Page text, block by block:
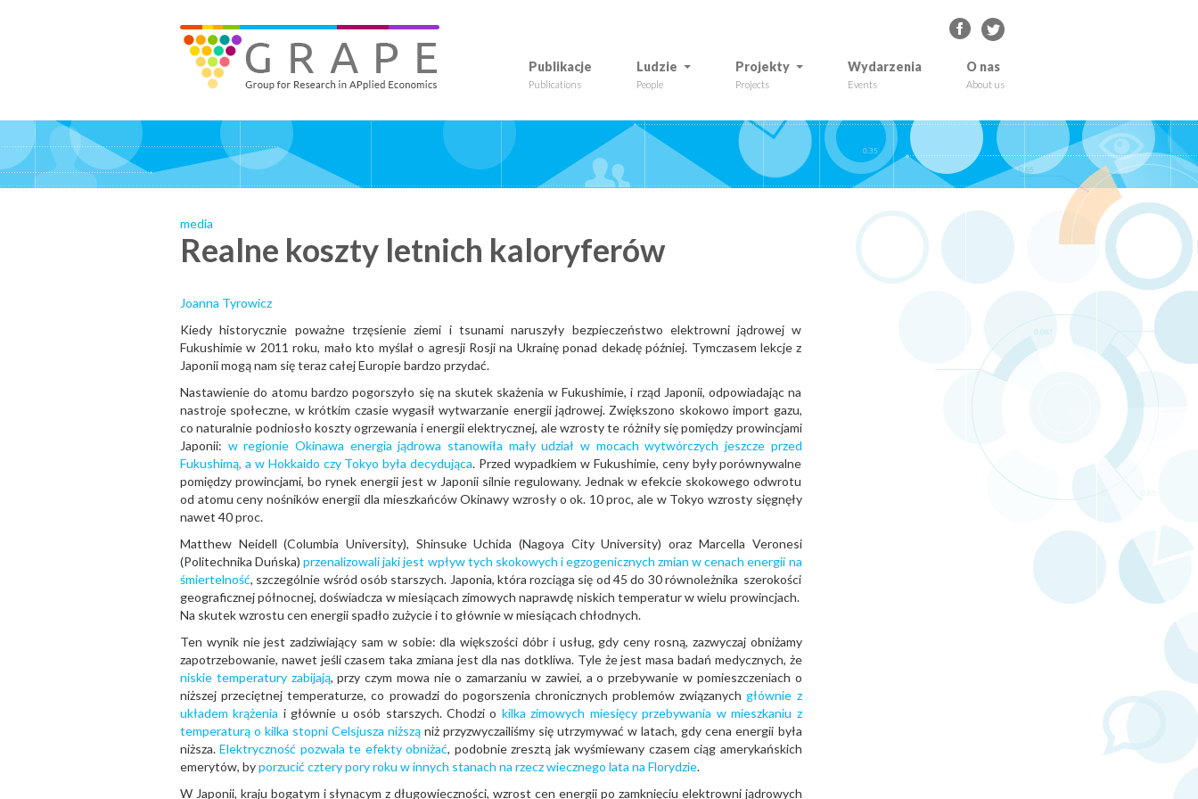
GRAPE - Group for Research in APplied Economics
Publikacje
Publications
Ludzie
People
Projekty
Projects
Wydarzenia
Events
O nas
About us
media
Realne koszty letnich kaloryferów
Joanna Tyrowicz
Kiedy historycznie poważne trzęsienie ziemi i tsunami naruszyły bezpieczeństwo elektrowni jądrowej w
Fukushimie w 2011 roku, mało kto myślał o agresji Rosji na Ukrainę ponad dekadę później. Tymczasem lekcje z
Japonii mogą nam się teraz całej Europie bardzo przydać.
Nastawienie do atomu bardzo pogorszyło się na skutek skażenia w Fukushimie, i rząd Japonii, odpowiadając na
nastroje społeczne, w krótkim czasie wygasił wytwarzanie energii jądrowej. Zwiększono skokowo import gazu,
co naturalnie podniosło koszty ogrzewania i energii elektrycznej, ale wzrosty te różniły się pomiędzy prowincjami
Japonii: w regionie Okinawa energia jądrowa stanowiła mały udział w mocach wytwórczych jeszcze przed
Fukushimą, a w Hokkaido czy Tokyo była decydująca. Przed wypadkiem w Fukushimie, ceny były porównywalne
pomiędzy prowincjami, bo rynek energii jest w Japonii silnie regulowany. Jednak w efekcie skokowego odwrotu
od atomu ceny nośników energii dla mieszkańców Okinawy wzrosły o ok. 10 proc, ale w Tokyo wzrosty sięgnęły
nawet 40 proc.
Matthew Neidell (Columbia University), Shinsuke Uchida (Nagoya City University) oraz Marcella Veronesi
(Politechnika Duńska)przenalizowali jaki jest wpływ tych skokowych i egzogenicznych zmian w cenach energii na
śmiertelność, szczególnie wśród osób starszych. Japonia, która rozciąga się od 45 do 30 równoleżnika szerokości
geograficznej północnej, doświadcza w miesiącach zimowych naprawdę niskich temperatur w wielu prowincjach.
Na skutek wzrostu cen energii spadło zużycie i to głównie w miesiącach chłodnych.
Ten wynik nie jest zadziwiający sam w sobie: dla większości dóbr i usług, gdy ceny rosną, zazwyczaj obniżamy
zapotrzebowanie, nawet jeśli czasem taka zmiana jest dla nas dotkliwa. Tyle że jest masa badań medycznych, że
niskie temperatury zabijają, przy czym mowa nie o zamarzaniu w zawiei, a o przebywanie w pomieszczeniach o
niższej przeciętnej temperaturze, co prowadzi do pogorszenia chronicznych problemów związanychgłównie z
układem krążenia i głównie u osób starszych. Chodzi o kilka zimowych miesięcy przebywania w mieszkaniu z
temperaturą o kilka stopni Celsjusza niższą niż przyzwyczailiśmy się utrzymywać w latach, gdy cena energii była
niższa.Elektryczność pozwala te efekty obniżać, podobnie zresztą jak wyśmiewany czasem ciąg amerykańskich
emerytów, byporzucić cztery pory roku w innych stanach na rzecz wiecznego lata na Florydzie.
W Japonii, kraju bogatym i słynącym z długowieczności, wzrost cen energii po zamknięciu elektrowni jądrowych